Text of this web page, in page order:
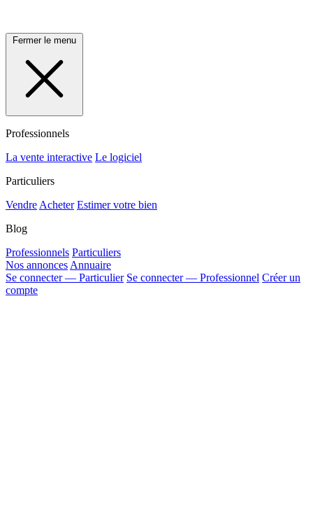
Fermer le menu
Professionnels
La vente interactive Le logiciel
Particuliers
Vendre Acheter Estimer votre bien
Blog
Professionnels Particuliers
Nos annonces Annuaire
Se connecter — Particulier Se connecter — Professionnel Créer un
compte